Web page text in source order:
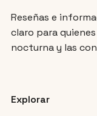
Reseñas e
claro para
nocturna y las
Explorar